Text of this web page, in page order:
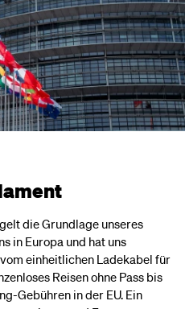
die Grundlage unseres
in Europa und hat uns
einheitlichen Ladekabel für
Reisen ohne Pass bis
Gebühren in der EU. Ein